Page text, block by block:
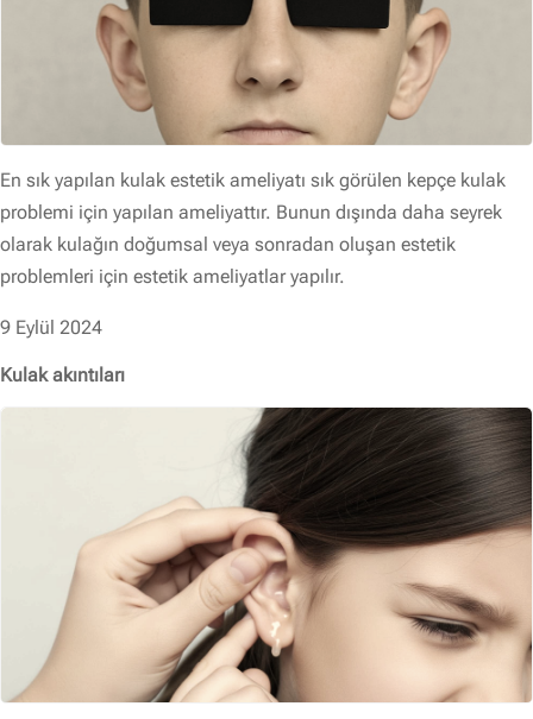
En sık yapılan kulak estetik ameliyatı sık görülen kepçe kulak
problemi için yapılan ameliyattır. Bunun dışında daha seyrek
olarak kulağın doğumsal veya sonradan oluşan estetik
problemleri için estetik ameliyatlar yapılır.
9 Eylül 2024
Kulak akıntıları